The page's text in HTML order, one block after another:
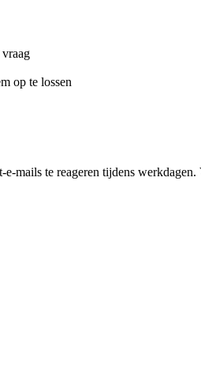
op te lossen
mails te reageren tijdens